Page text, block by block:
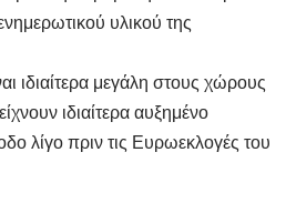
υλικού της
ιδιαίτερα μεγάλη στους χώρους
ιδιαίτερα αυξημένο
λίγο πριν τις Ευρωεκλογές του